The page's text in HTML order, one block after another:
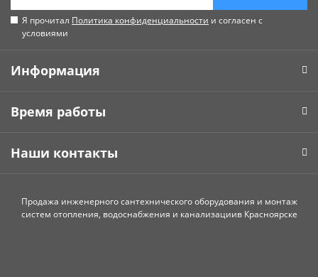
Я прочитал Политика конфиденциальности и согласен с
условиями
Информация
Время работы
Наши контакты
Продажа инженерного сантехнического оборудования и монтаж
систем отопления, водоснабжения и канализациив Красноярске